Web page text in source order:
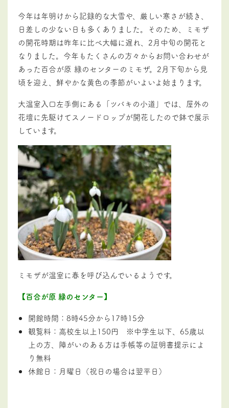
今年は年明けから記録的な大雪や、厳しい寒さが続き、
日差しの少ない日も多くありました。そのため、ミモザ
の開花時期は昨年に比べ大幅に遅れ、2月中旬の開花と
なりました。今年もたくさんの方々からお問い合わせが
あった百合が原 緑のセンターのミモザ。2月下旬から見
頃を迎え、鮮やかな黄色の季節がいよいよ始まります。
大温室入口左手側にある「ツバキの小道」では、屋外の
花壇に先駆けてスノードロップが開花したので鉢で展示
しています。
ミモザが温室に春を呼び込んでいるようです。
【百合が原 緑のセンター】
開館時間：8時45分から17時15分
観覧料：高校生以上150円 ※中学生以下、65歳以
上の方、障がいのある方は手帳等の証明書提示によ
り無料
休館日：月曜日（祝日の場合は翌平日）